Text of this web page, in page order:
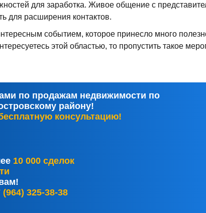
для заработка. Живое общение с
для расширения контактов.
событием, которое принесло много
этой областью, то пропустить такое
по продажам недвижимости по
району!
консультацию!
10 000 сделок
325-38-38